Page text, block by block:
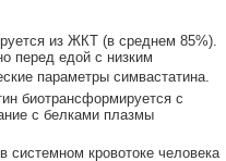
из ЖКТ (в среднем 85%).
перед едой с низким
параметры симвастатина.
биотрансформируется с
с белками плазмы
системном кровотоке человека